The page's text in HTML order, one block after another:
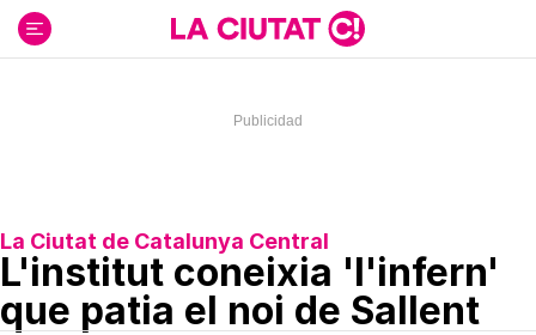
contenido
La Ciutat de Catalunya Central
L'institut coneixia 'l'infern'
que patia el noi de Sallent